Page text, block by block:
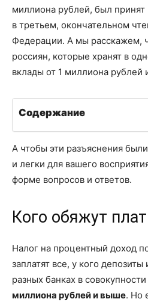
миллиона рублей, был принят
в третьем, окончательном
Федерации. А мы расскажем,
россиян, которые хранят в
вклады от 1 миллиона рублей
Содержание
А чтобы эти разъяснения
и легки для вашего
форме вопросов и ответов.
Кого обяжут
Налог на процентный доход
заплатят все, у кого депозиты
разных банках в
миллиона рублей и выше. Но